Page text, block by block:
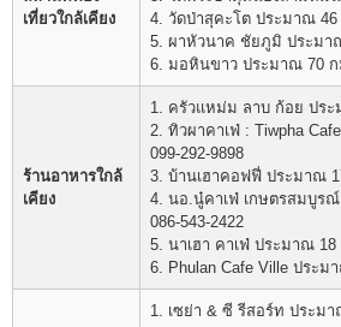
เที่ยวใกล้เคียง
4. วัดป่าสุคะโต ประมาณ
5. ผาหัวนาค ชัยภูมิ ประมา
6. มอหินขาว ประมาณ 70
ร้านอาหารใกล้
เคียง
1. ครัวแหม่ม ลาบ ก้อย ปร
2. ทิวผาคาเฟ่ : Tiwpha
099-292-9898
3. บ้านเฮาคอฟฟี่ ประมาณ
4. นอ.นู๋คาเฟ่ เกษตรสมบูร
086-543-2422
5. นาเฮา คาเฟ่ ประมาณ 18
6. Phulan Cafe Ville ประม
1. เซย่า & ซี รีสอร์ท ประม